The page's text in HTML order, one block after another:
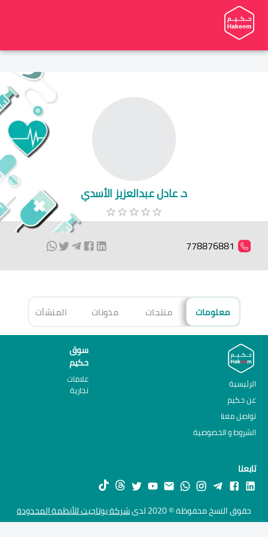
د. عادل عبدالعزيز الأسدي
778876881
معلومات منتجات مدونات المنشآت
الرئيسية
عن حكيم
تواصل معنا
الشروط و الخصوصية
سوق
حكيم
علامات
تجارية
تابعنا
حقوق النسخ محفوظة © 2020 لدى شركة يوتاجيت للأنظمة المحدودة